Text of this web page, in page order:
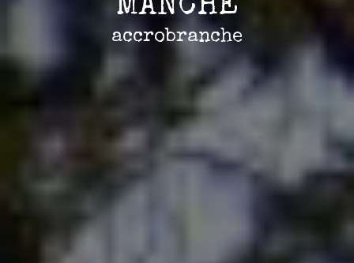
MANCHE
accrobranche